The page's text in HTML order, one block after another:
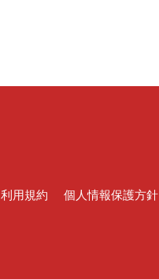
利用規約 個人情報保護方針